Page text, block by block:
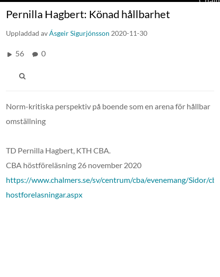
Pernilla Hagbert: Könad hållbarhet
Uppladdad avÁsgeir Sigurjónsson 2020-11-30
56 0
Norm-kritiska perspektiv på boende som en arena för hållbar
omställning
TD Pernilla Hagbert, KTH CBA.
CBA höstföreläsning 26 november 2020
https://www.chalmers.se/sv/centrum/cba/evenemang/Sidor/
hostforelasningar.aspx